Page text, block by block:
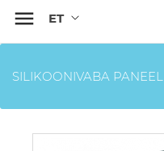

SILIKOONIVABA